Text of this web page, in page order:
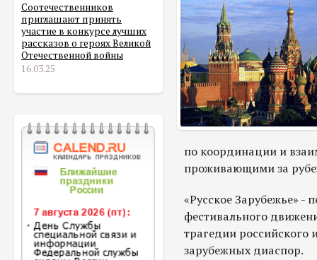
Соотечественников
приглашают принять
участие в конкурсе лучших
рассказов о героях Великой
Отечественной войны
16.03.25
по координации и
проживающими за
«Русское Зарубежье» -
фестивального
трагедии российского
зарубежных диаспор.